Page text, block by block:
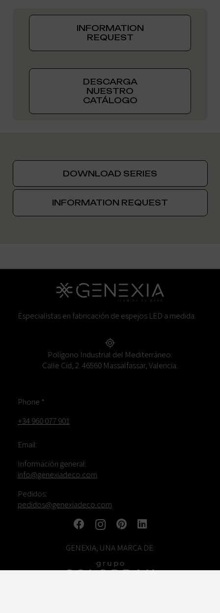
INFORMATION
REQUEST
DESCARGA
NUESTRO
CATÁLOGO
DOWNLOAD SERIES
INFORMATION REQUEST
Especialistas en fabricación de espejos LED a medida.
Polígono Industrial del Mediterráneo.
Calle Cid, 2. 46560 Massalfassar, Valencia.
Phone *
+34 960 077 901
Email:
Información general:
info@genexiadeco.com
Pedidos:
pedidos@genexiadeco.com
GENEXIA, UNA MARCA DE: